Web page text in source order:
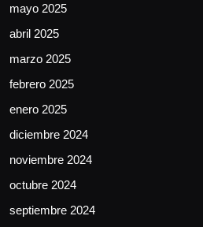
mayo 2025
abril 2025
marzo 2025
febrero 2025
enero 2025
diciembre 2024
noviembre 2024
octubre 2024
septiembre 2024